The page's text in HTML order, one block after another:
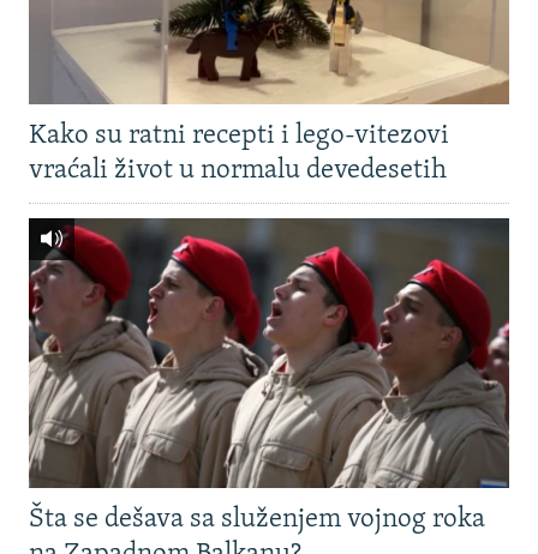
Kako su ratni recepti i lego-vitezovi
vraćali život u normalu devedesetih
Šta se dešava sa služenjem vojnog roka